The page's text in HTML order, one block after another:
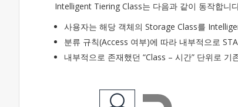
Intelligent Tiering Class는 다음과 같이 동작합니
사용자는 해당 객체의 Storage Class를
분류 규칙(Access 여부)에 따라 내부적으로
내부적으로 존재했던 “Class – 시간” 단위로